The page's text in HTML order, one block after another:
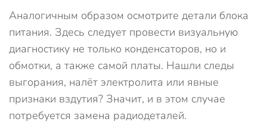
Аналогичным образом осмотрите детали блока
питания. Здесь следует провести визуальную
диагностику не только конденсаторов, но и
обмотки, а также самой платы. Нашли следы
выгорания, налёт электролита или явные
признаки вздутия? Значит, и в этом случае
потребуется замена радиодеталей.